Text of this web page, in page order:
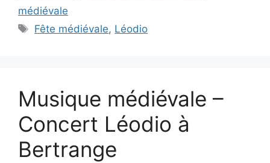
médiévale
Étiquettes
Fête médiévale, Léodio
Musique médiévale –
Concert Léodio à
Bertrange